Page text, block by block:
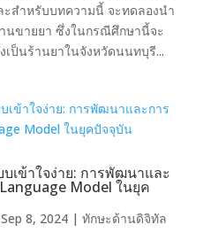
สำหรับบทความนี้ จะทดลองนำ
นขายยา ซึ่งในกรณีศึกษานี้จะ
เป็นร้านยาในจังหวัดนนทบุรี...
เข้าใจง่าย: การพัฒนาและ
Model ในยุค
Sep 8, 2024| ทักษะด้านดิจิทัล